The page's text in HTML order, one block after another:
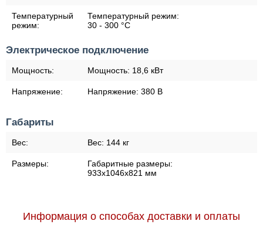
Температурный
режим:
Температурный режим:
30 - 300 °C
Электрическое подключение
Мощность: Мощность: 18,6 кВт
Напряжение: Напряжение: 380 В
Габариты
Вес: Вес: 144 кг
Размеры:
Габаритные размеры:
933х1046х821 мм
Информация о способах доставки и оплаты